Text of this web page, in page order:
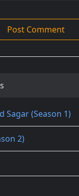
Sagar (Season 1)
2)